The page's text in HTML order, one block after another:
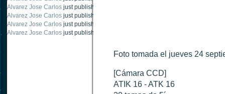
Alvarez Jose Carlos just published "
Alvarez Jose Carlos just published "
Alvarez Jose Carlos just published "
Alvarez Jose Carlos just published "
Foto tomada el jueves 24
[Cámara CCD]
ATIK 16 - ATK 16